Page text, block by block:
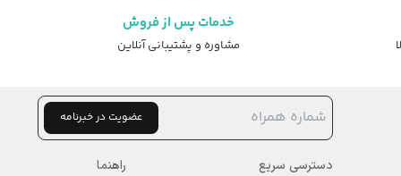
خدمات پس از فروش
مشاوره و پشتیبانی آنلاین
عضویت در خبرنامه
دسترسی سریع راهنما